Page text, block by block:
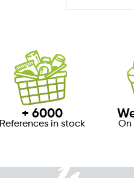
+ 6000
References in stock On